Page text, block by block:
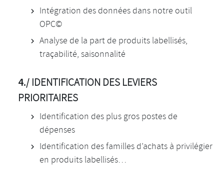
Intégration des données dans notre outil
OPC©
Analyse de la part de produits labellisés,
traçabilité, saisonnalité
4./ IDENTIFICATION DES LEVIERS
PRIORITAIRES
Identification des plus gros postes de
dépenses
Identification des familles d’achats à privilégier
en produits labellisés…